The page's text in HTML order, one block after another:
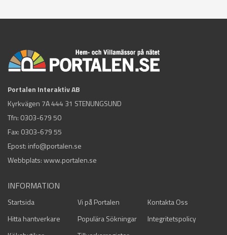
Portalen Interaktiv AB
Kyrkvägen 7A 444 31 STENUNGSUND
Tfn: 0303-679 50
Fax: 0303-679 55
Epost: info@portalen.se
Webbplats: www.portalen.se
INFORMATION
Startsida Vi på Portalen
Kontakta Oss
Hitta hantverkare
Populära Sökningar
Integritetspolicy